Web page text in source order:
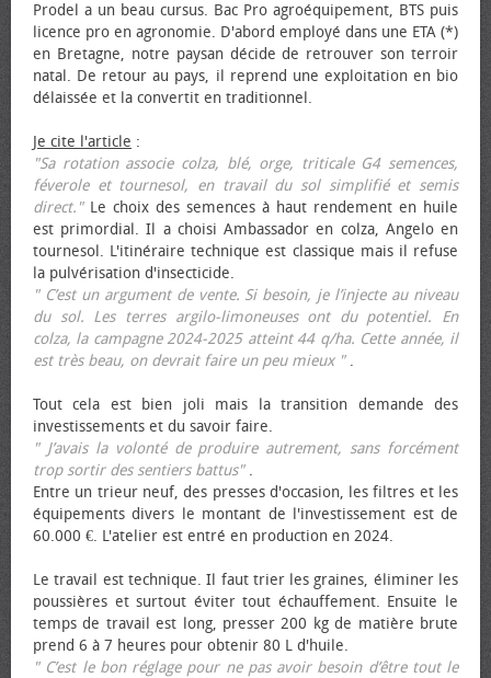
Prodel a un beau cursus. Bac Pro agroéquipement, BTS puis
licence pro en agronomie. D'abord employé dans une ETA (*)
en Bretagne, notre paysan décide de retrouver son terroir
natal. De retour au pays, il reprend une exploitation en bio
délaissée et la convertit en traditionnel.
Je cite l'article :
"Sa rotation associe colza, blé, orge, triticale G4 semences,
féverole et tournesol, en travail du sol simplifié et semis
direct."Le choix des semences à haut rendement en huile
est primordial. Il a choisi Ambassador en colza, Angelo en
tournesol. L'itinéraire technique est classique mais il refuse
la pulvérisation d'insecticide.
" C’est un argument de vente. Si besoin, je l’injecte au niveau
du sol. Les terres argilo-limoneuses ont du potentiel. En
colza, la campagne 2024-2025 atteint 44 q/ha. Cette année, il
est très beau, on devrait faire un peu mieux ".
Tout cela est bien joli mais la transition demande des
investissements et du savoir faire.
" J’avais la volonté de produire autrement, sans forcément
trop sortir des sentiers battus".
Entre un trieur neuf, des presses d'occasion, les filtres et les
équipements divers le montant de l'investissement est de
60.000 €. L'atelier est entré en production en 2024.
Le travail est technique. Il faut trier les graines, éliminer les
poussières et surtout éviter tout échauffement. Ensuite le
temps de travail est long, presser 200 kg de matière brute
prend 6 à 7 heures pour obtenir 80 L d'huile.
" C’est le bon réglage pour ne pas avoir besoin d’être tout le